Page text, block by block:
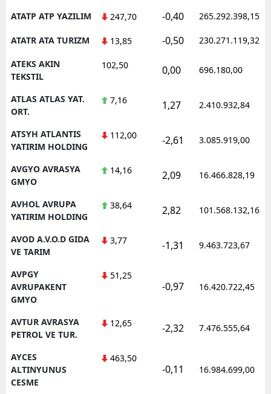
ATATP ATP YAZILIM 247,70 -0,40 265.292.398,15
ATATR ATA TURIZM 13,85 -0,50 230.271.119,32
ATEKS AKIN
TEKSTIL
102,50 0,00 696.180,00
ATLAS ATLAS YAT.
ORT.
7,16 1,27 2.410.932,84
ATSYH ATLANTIS
YATIRIM HOLDING
112,00 -2,61 3.085.919,00
AVGYO AVRASYA
GMYO
14,16 2,09 16.466.828,19
AVHOL AVRUPA
YATIRIM HOLDING
38,64 2,82 101.568.132,16
AVOD A.V.O.D GIDA
VE TARIM
3,77 -1,31 9.463.723,67
AVPGY
AVRUPAKENT
GMYO
51,25
-0,97 16.420.722,45
AVTUR AVRASYA
PETROL VE TUR.
12,65 -2,32 7.476.555,64
AYCES
ALTINYUNUS
CESME
463,50
-0,11 16.984.699,00